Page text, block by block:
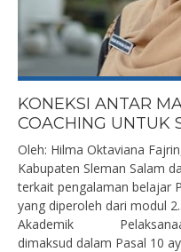
KONEKSI ANTAR
COACHING UNTUK
Oleh: Hilma Oktaviana
Kabupaten Sleman Salam
terkait pengalaman belajar
yang diperoleh dari modul
Akademik Pelaksanaan
dimaksud dalam Pasal 10